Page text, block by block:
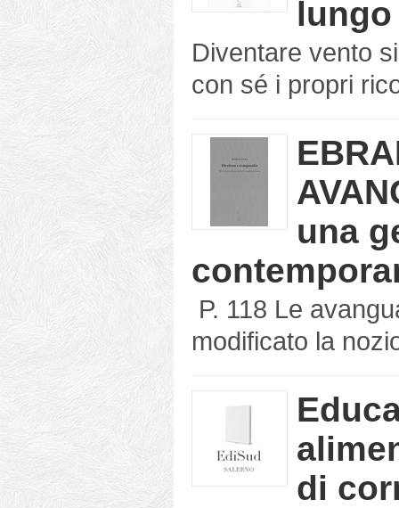
Diventare vento
con sé i propri
una
P. 118 Le
modificato la
di